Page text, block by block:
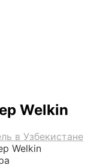
Welkin
в Узбекистане
Welkin